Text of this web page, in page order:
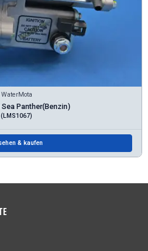
WaterMota
Panther(Benzin)
(LMS1067)
& kaufen